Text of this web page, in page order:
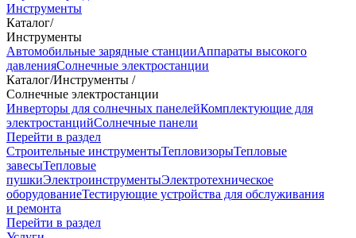
Инструменты
Каталог/
Инструменты
Автомобильные зарядные станцииАппараты высокого
давленияСолнечные электростанции
Каталог/Инструменты /
Солнечные электростанции
Инверторы для солнечных панелейКомплектующие для
электростанцийСолнечные панели
Перейти в раздел
Строительные инструментыТепловизорыТепловые
завесыТепловые
пушкиЭлектроинструментыЭлектротехническое
оборудованиеТестирующие устройства для обслуживания
и ремонта
Перейти в раздел